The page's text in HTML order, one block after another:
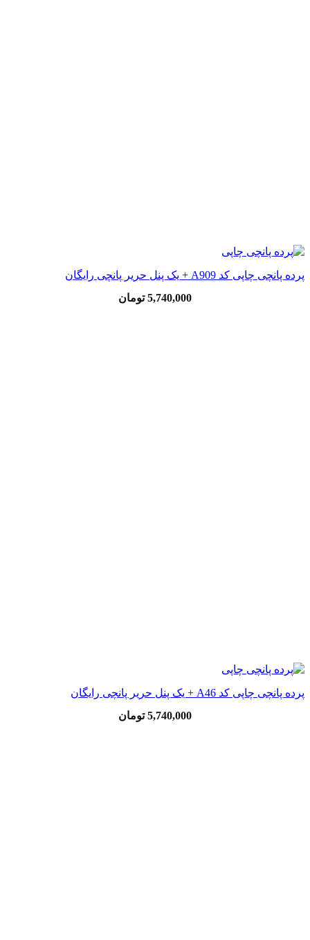
پرده پانچی چاپی کد A909 + یک پنل حریر پانچی رایگان
5,740,000 تومان
پرده پانچی چاپی کد A46 + یک پنل حریر پانچی رایگان
5,740,000 تومان